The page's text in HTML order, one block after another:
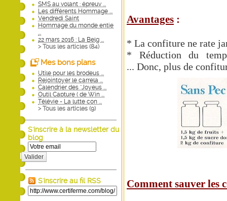
SMS au volant : épreuv ...
Les différents Hommage ...
Vendredi Saint
Hommage du monde entie
...
22 mars 2016 : La Belg ...
> Tous les articles (84)
Mes bons plans
Utile pour les brodeus ...
Rejointoyer le carrela ...
Calendrier des "Joyeus ...
Outil Capture ( de Win ...
Télévie - La lutte con ...
> Tous les articles (9)
S'inscrire à la newsletter du
blog
Valider
S'inscrire au fil RSS
Avantages :
* La confiture ne rate
* Réduction du
... Donc, plus de
Comment sauver les